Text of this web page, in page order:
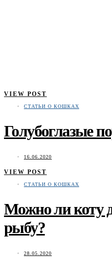
VIEW POST
СТАТЬИ О КОШКАХ
Голубоглазые
16.06.2020
VIEW POST
СТАТЬИ О КОШКАХ
Можно ли коту
рыбу?
28.05.2020